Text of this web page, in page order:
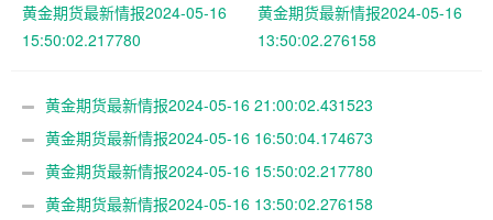
黄金期货最新情报2024-05-16
15:50:02.217780
黄金期货最新情报2024-05-16
13:50:02.276158
黄金期货最新情报2024-05-16 21:00:02.431523
黄金期货最新情报2024-05-16 16:50:04.174673
黄金期货最新情报2024-05-16 15:50:02.217780
黄金期货最新情报2024-05-16 13:50:02.276158